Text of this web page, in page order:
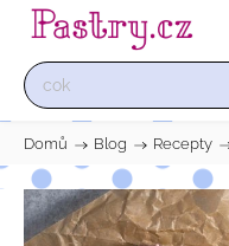
Domů / Blog / Recepty /